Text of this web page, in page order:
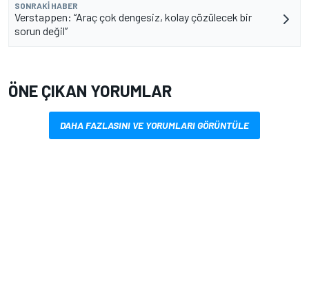
SONRAKI HABER
Verstappen: “Araç çok dengesiz, kolay çözülecek bir
sorun değil”
ÖNE ÇIKAN YORUMLAR
DAHA FAZLASINI VE YORUMLARI GÖRÜNTÜLE